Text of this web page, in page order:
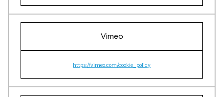
Vimeo
https://vimeo.com/cookie_policy